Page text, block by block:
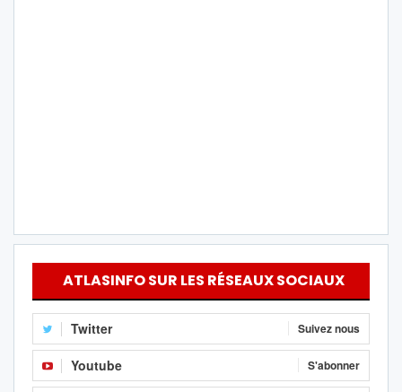
ATLASINFO SUR LES RÉSEAUX SOCIAUX
Twitter Suivez nous
Youtube S'abonner